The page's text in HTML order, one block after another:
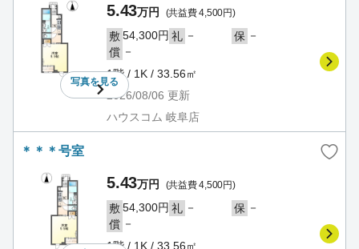
写真を見る
5.43万円 (共益費 4,500円)
敷54,300円 礼 － 保 －
償 －
1階 / 1K / 33.56㎡
2026/08/06 更新
ハウスコム 岐阜店
＊＊＊号室
5.43万円 (共益費 4,500円)
敷54,300円 礼 － 保 －
償 －
1階 / 1K / 33.56㎡